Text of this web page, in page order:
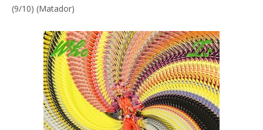
(9/10) (Matador)